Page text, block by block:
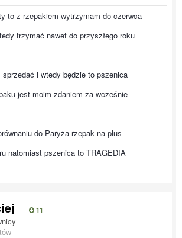
to z rzepakiem wytrzymam do czerwca
trzymać nawet do przyszłego roku
i wtedy będzie to pszenica
jest moim zdaniem za wcześnie
do Paryża rzepak na plus
natomiast pszenica to TRAGEDIA
11